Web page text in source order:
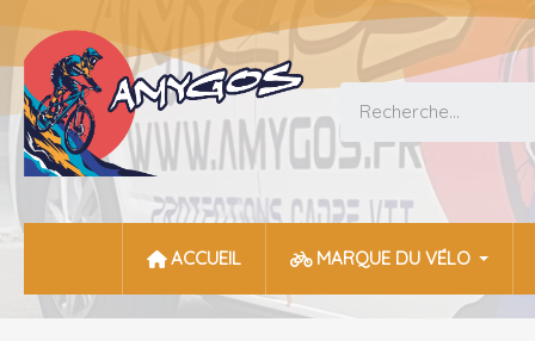
ACCUEIL MARQUE DU VÉLO